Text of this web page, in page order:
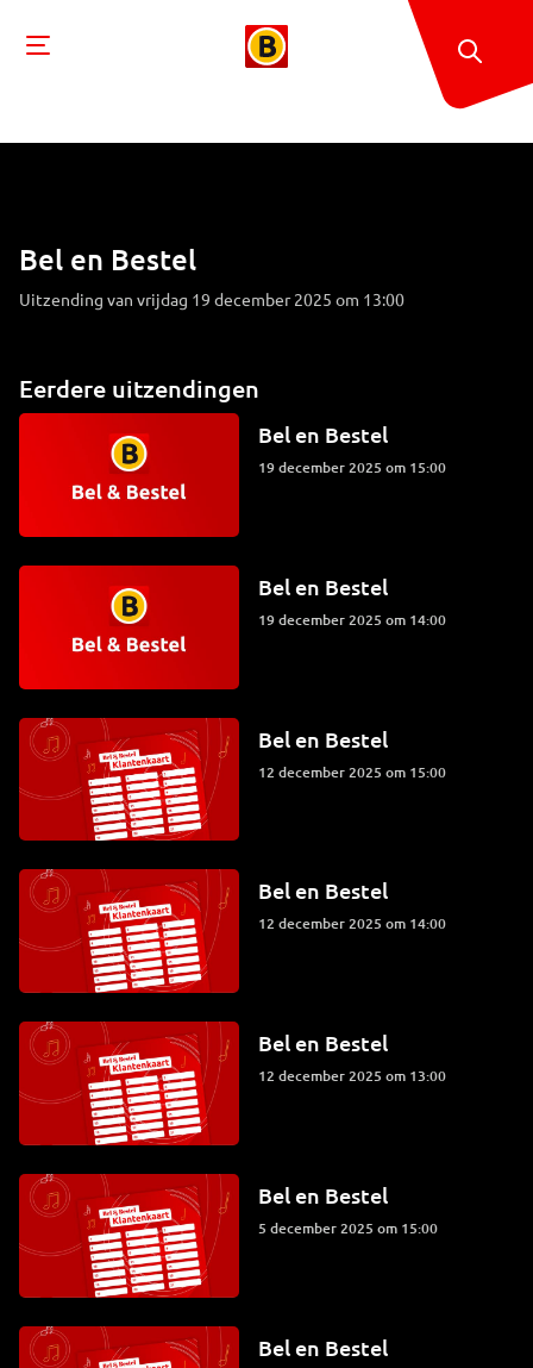
Bel en Bestel
Uitzending van vrijdag 19 december 2025 om 13:00
Eerdere uitzendingen
Bel en Bestel
19 december 2025 om 15:00
Bel en Bestel
19 december 2025 om 14:00
Bel en Bestel
12 december 2025 om 15:00
Bel en Bestel
12 december 2025 om 14:00
Bel en Bestel
12 december 2025 om 13:00
Bel en Bestel
5 december 2025 om 15:00
Bel en Bestel